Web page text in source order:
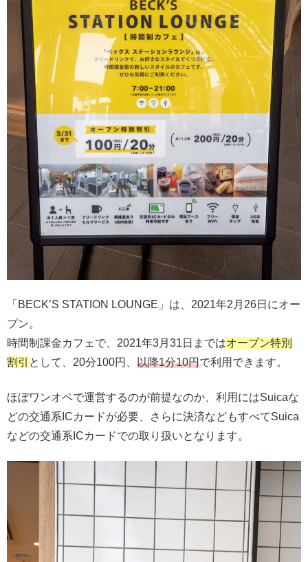
「BECK’S STATION LOUNGE」は、2021年2月26日にオー
プン。
時間制課金カフェで、2021年3月31日まではオープン特別
割引 として、20分100円、 以降1分10円で利用できます。
ほぼワンオペで運営するのが前提なのか、利用にはSuicaな
どの交通系ICカードが必要、さらに決済などもすべてSuica
などの交通系ICカードでの取り扱いとなります。